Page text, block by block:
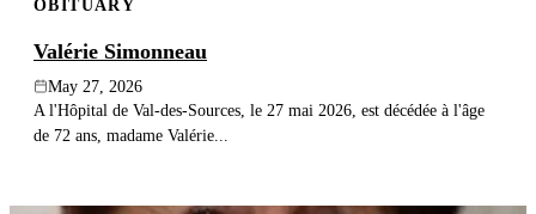
OBITUARY
Valérie Simonneau
May 27, 2026
A l'Hôpital de Val-des-Sources, le 27 mai 2026, est décédée à l'âge
de 72 ans, madame Valérie...